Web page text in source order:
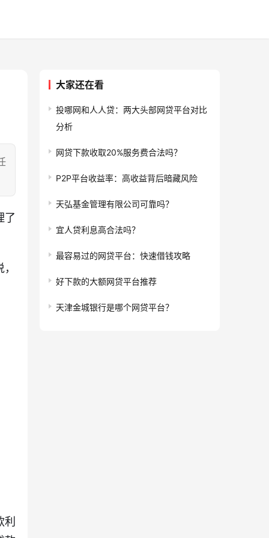
了
大家还在看
投哪网和人人贷：两大头部网贷平台对比
分析
网贷下款收取20%服务费合法吗？
P2P平台收益率：高收益背后暗藏风险
天弘基金管理有限公司可靠吗？
宜人贷利息高合法吗？
最容易过的网贷平台：快速借钱攻略
好下款的大额网贷平台推荐
天津金城银行是哪个网贷平台？